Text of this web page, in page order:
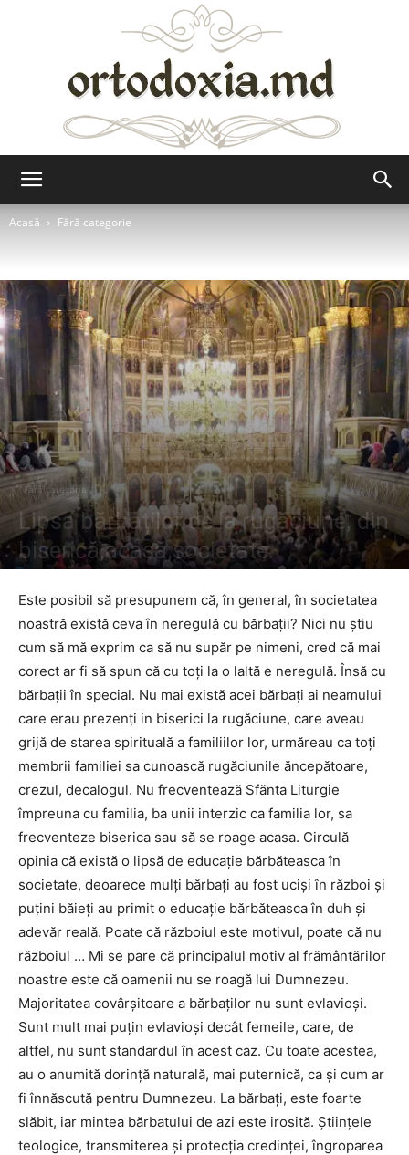
Acasă
Fără categorie
Fără categorie
Lipsa bărbaților de la rugăciune, din
biserică,acasă,societate.
Este posibil să presupunem că, în general, în societatea
noastră există ceva în neregulă cu bărbații? Nici nu știu
cum să mă exprim ca să nu supăr pe nimeni, cred că mai
corect ar fi să spun că cu toți la o laltă e neregulă. Însă cu
bărbații în special. Nu mai există acei bărbați ai neamului
care erau prezenți in biserici la rugăciune, care aveau
grijă de starea spirituală a familiilor lor, urmăreau ca toți
membrii familiei sa cunoască rugăciunile ăncepătoare,
crezul, decalogul. Nu frecventează Sfănta Liturgie
împreuna cu familia, ba unii interzic ca familia lor, sa
frecventeze biserica sau să se roage acasa. Circulă
opinia că există o lipsă de educație bărbăteasca în
societate, deoarece mulți bărbați au fost uciși în război și
puțini băieți au primit o educație bărbăteasca în duh și
adevăr reală. Poate că războiul este motivul, poate că nu
războiul … Mi se pare că principalul motiv al frământărilor
noastre este că oamenii nu se roagă lui Dumnezeu.
Majoritatea covârșitoare a bărbaților nu sunt evlavioși.
Sunt mult mai puțin evlavioși decât femeile, care, de
altfel, nu sunt standardul în acest caz. Cu toate acestea,
au o anumită dorință naturală, mai puternică, ca și cum ar
fi înnăscută pentru Dumnezeu. La bărbați, este foarte
slăbit, iar mintea bărbatului de azi este irosită. Științele
teologice, transmiterea și protecția credinței, îngroparea